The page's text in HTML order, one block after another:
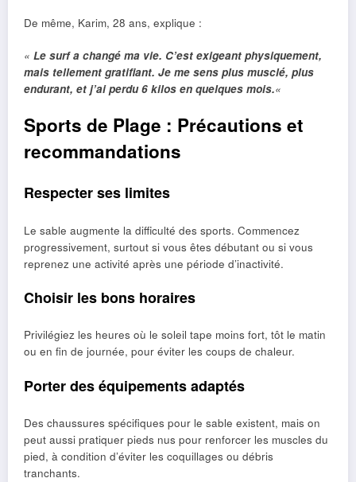
De même, Karim, 28 ans, explique :
« Le surf a changé ma vie. C’est exigeant physiquement,
mais tellement gratifiant. Je me sens plus musclé, plus
endurant, et j’ai perdu 6 kilos en quelques mois.«
Sports de Plage : Précautions et
recommandations
Respecter ses limites
Le sable augmente la difficulté des sports. Commencez
progressivement, surtout si vous êtes débutant ou si vous
reprenez une activité après une période d’inactivité.
Choisir les bons horaires
Privilégiez les heures où le soleil tape moins fort, tôt le matin
ou en fin de journée, pour éviter les coups de chaleur.
Porter des équipements adaptés
Des chaussures spécifiques pour le sable existent, mais on
peut aussi pratiquer pieds nus pour renforcer les muscles du
pied, à condition d’éviter les coquillages ou débris
tranchants.